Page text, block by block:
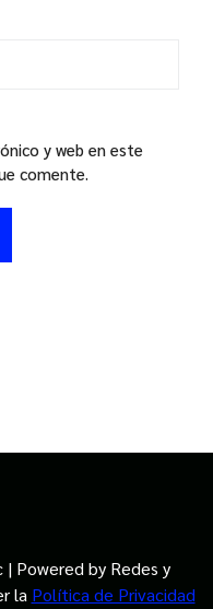
y web en este
comente.
Powered by Redes y
la Política de Privacidad